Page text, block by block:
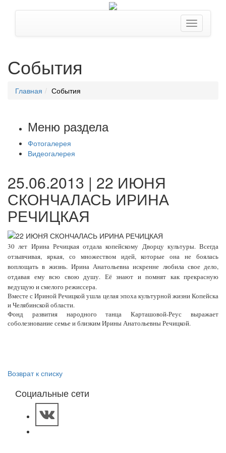
События
Главная События
Меню раздела
Фотогалерея
Видеогалерея
25.06.2013 | 22 ИЮНЯ
СКОНЧАЛАСЬ ИРИНА
РЕЧИЦКАЯ
30 лет Ирина Речицкая отдала копейскому Дворцу культуры. Всегда
отзывчивая, яркая, со множеством идей, которые она не боялась
воплощать в жизнь. Ирина Анатольевна искренне любила свое дело,
отдавая ему всю свою душу. Её знают и помнят как прекрасную
ведущую и смелого режиссера.
Вместе с Ириной Речицкой ушла целая эпоха культурной жизни Копейска
и Челябинской области.
Фонд развития народного танца Карташовой-Реус выражает
соболезнование семье и близким Ирины Анатольевны Речицкой.
Возврат к списку
Социальные сети